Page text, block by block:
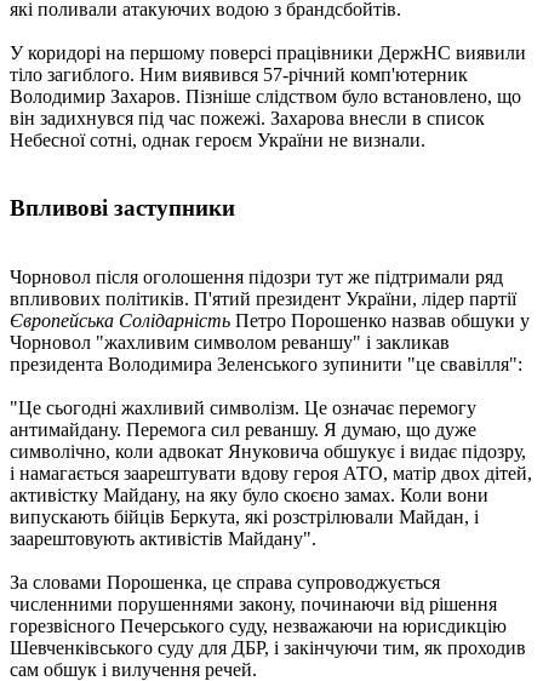
які поливали атакуючих водою з брандсбойтів.
У коридорі на першому поверсі працівники ДержНС виявили
тіло загиблого. Ним виявився 57-річний комп'ютерник
Володимир Захаров. Пізніше слідством було встановлено, що
він задихнувся під час пожежі. Захарова внесли в список
Небесної сотні, однак героєм України не визнали.
Впливові заступники
Чорновол після оголошення підозри тут же підтримали ряд
впливових політиків. П'ятий президент України, лідер партії
Європейська Солідарність Петро Порошенко назвав обшуки у
Чорновол "жахливим символом реваншу" і закликав
президента Володимира Зеленського зупинити "це свавілля":
"Це сьогодні жахливий символізм. Це означає перемогу
антимайдану. Перемога сил реваншу. Я думаю, що дуже
символічно, коли адвокат Януковича обшукує і видає підозру,
і намагається заарештувати вдову героя АТО, матір двох дітей,
активістку Майдану, на яку було скоєно замах. Коли вони
випускають бійців Беркута, які розстрілювали Майдан, і
заарештовують активістів Майдану".
За словами Порошенка, це справа супроводжується
численними порушеннями закону, починаючи від рішення
горезвісного Печерського суду, незважаючи на юрисдикцію
Шевченківського суду для ДБР, і закінчуючи тим, як проходив
сам обшук і вилучення речей.